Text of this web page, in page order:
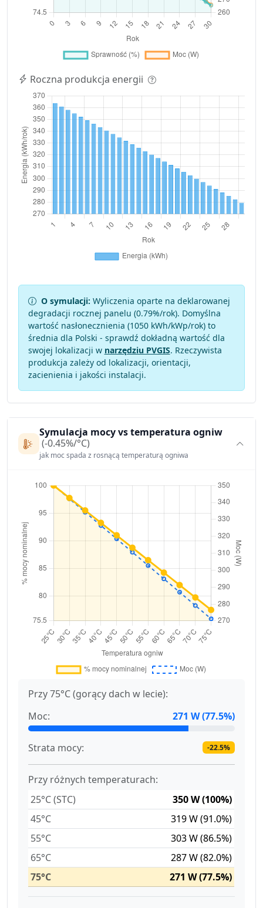
Roczna produkcja energii
O symulacji: Wyliczenia oparte na deklarowanej
degradacji rocznej panelu (0.79%/rok). Domyślna
wartość nasłonecznienia (1050 kWh/kWp/rok) to
średnia dla Polski - sprawdź dokładną wartość dla
swojej lokalizacji w narzędziu PVGIS. Rzeczywista
produkcja zależy od lokalizacji, orientacji,
zacienienia i jakości instalacji.
Symulacja mocy vs temperatura ogniw
(-0.45%/°C)
jak moc spada z rosnącą temperaturą ogniwa
Przy 75°C (gorący dach w lecie):
Moc:
271 W (77.5%)
Strata mocy: -22.5%
Przy różnych temperaturach:
25°C (STC)
350 W (100%)
45°C
319 W (91.0%)
55°C
303 W (86.5%)
65°C
287 W (82.0%)
75°C
271 W (77.5%)